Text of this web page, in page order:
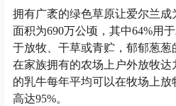
拥有广袤的绿色草原让爱尔兰成
面积为690万公顷，其中64%用
于放牧、干草或青贮，郁郁葱
在家族拥有的农场上户外放牧
的乳牛每年平均可以在牧场上放
高达95%。